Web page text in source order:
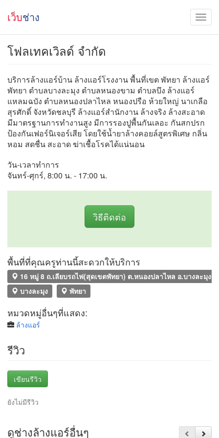
เว็บช่าง
โฟลเทคเวิลด์ จำกัด
บริการล้างแอร์บ้าน ล้างแอร์โรงงาน พื้นที่เขต พัทยา ล้างแอร์
พัทยา ตำบลบางละมุง ตำบลหนองขาม ตำบลบึง ล้างแอร์
แหลมฉบัง ตำบลหนองปลาไหล หนองปรือ ห้วยใหญ่ นาเกลือ
สุรศักดิ์ จังหวัดชลบุรี ล้างแอร์สำนักงาน ล้างจริง ล้างสะอาด
มีมาตรฐานการทำงานสูง มีการรองปูพื้นกันเลอะ กันสกปรก
ป้องกันเฟอร์นิเจอร์เสีย โดยใช้น้ำยาล้างคอยล์สูตรพิเศษ กลิ่น
หอม สดชื่น สะอาด ฆ่าเชื้อโรคได้แน่นอน
วัน-เวลาทำการ
จันทร์-ศุกร์, 8:00 น. - 17:00 น.
วิธีติดต่อ
พื้นที่ที่คุณครูท่านนี้สะดวกให้บริการ
16 หมู่ 8 ถ.เลียบรถไฟ(สุดเขตพัทยา) ต.หนองปลาไหล อ.บางละมุง
บางละมุง
พัทยา
หมวดหมู่อื่นๆที่แสดง:
ล้างแอร์
รีวิว
เขียนรีวิว
ยังไม่มีรีวิว
ดูช่างล้างแอร์อื่นๆ